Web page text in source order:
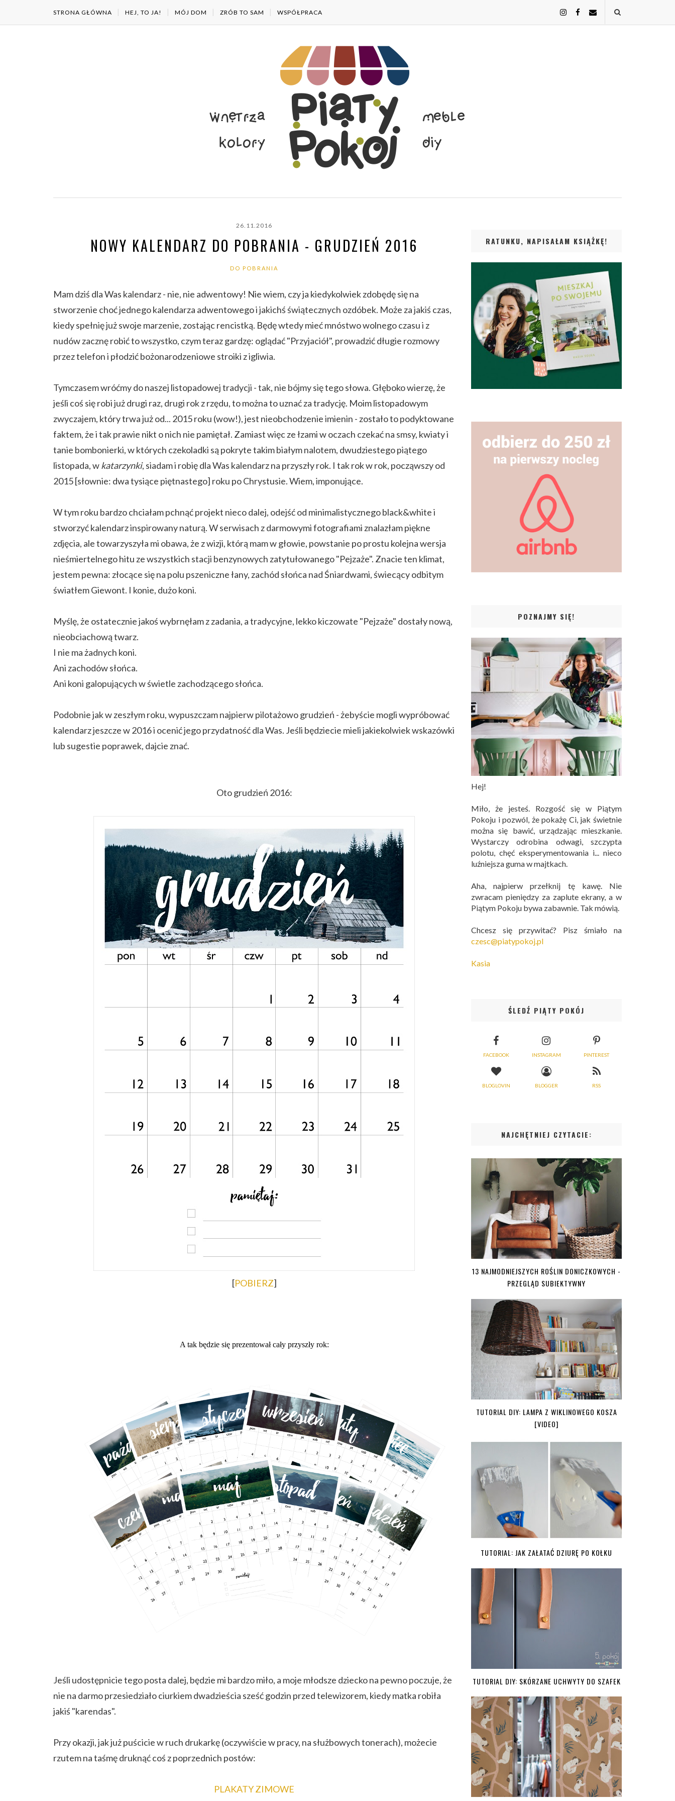
STRONA GŁÓWNA HEJ, TO JA! MÓJ DOM ZRÓB TO SAM WSPÓŁPRACA
26.11.2016
NOWY KALENDARZ DO POBRANIA - GRUDZIEŃ 2016
DO POBRANIA
Mam dziś dla Was kalendarz - nie, nie adwentowy! Nie wiem, czy ja kiedykolwiek zdobędę się na
stworzenie choć jednego kalendarza adwentowego i jakichś świątecznych ozdóbek. Może za jakiś czas,
kiedy spełnię już swoje marzenie, zostając rencistką. Będę wtedy mieć mnóstwo wolnego czasu i z
nudów zacznę robić to wszystko, czym teraz gardzę: oglądać "Przyjaciół", prowadzić długie rozmowy
przez telefon i płodzić bożonarodzeniowe stroiki z igliwia.
Tymczasem wróćmy do naszej listopadowej tradycji - tak, nie bójmy się tego słowa. Głęboko wierzę, że
jeśli coś się robi już drugi raz, drugi rok z rzędu, to można to uznać za tradycję. Moim listopadowym
zwyczajem, który trwa już od... 2015 roku (wow!), jest nieobchodzenie imienin - zostało to podyktowane
faktem, że i tak prawie nikt o nich nie pamiętał. Zamiast więc ze łzami w oczach czekać na smsy, kwiaty i
tanie bombonierki, w których czekoladki są pokryte takim białym nalotem, dwudziestego piątego
listopada, wkatarzynki, siadam i robię dla Was kalendarz na przyszły rok. I tak rok w rok, począwszy od
2015 [słownie: dwa tysiące piętnastego] roku po Chrystusie. Wiem, imponujące.
W tym roku bardzo chciałam pchnąć projekt nieco dalej, odejść od minimalistycznego black&white i
stworzyć kalendarz inspirowany naturą. W serwisach z darmowymi fotografiami znalazłam piękne
zdjęcia, ale towarzyszyła mi obawa, że z wizji, którą mam w głowie, powstanie po prostu kolejna wersja
nieśmiertelnego hitu ze wszystkich stacji benzynowych zatytułowanego "Pejzaże". Znacie ten klimat,
jestem pewna: złocące się na polu pszeniczne łany, zachód słońca nad Śniardwami, świecący odbitym
światłem Giewont. I konie, dużo koni.
Myślę, że ostatecznie jakoś wybrnęłam z zadania, a tradycyjne, lekko kiczowate "Pejzaże" dostały nową,
nieobciachową twarz.
I nie ma żadnych koni.
Ani zachodów słońca.
Ani koni galopujących w świetle zachodzącego słońca.
Podobnie jak w zeszłym roku, wypuszczam najpierw pilotażowo grudzień - żebyście mogli wypróbować
kalendarz jeszcze w 2016 i ocenić jego przydatność dla Was. Jeśli będziecie mieli jakiekolwiek wskazówki
lub sugestie poprawek, dajcie znać.
Oto grudzień 2016:
[POBIERZ]
A tak będzie się prezentował cały przyszły rok:
Jeśli udostępnicie tego posta dalej, będzie mi bardzo miło, a moje młodsze dziecko na pewno poczuje, że
nie na darmo przesiedziało ciurkiem dwadzieścia sześć godzin przed telewizorem, kiedy matka robiła
jakiś "karendas".
Przy okazji, jak już puścicie w ruch drukarkę (oczywiście w pracy, na służbowych tonerach), możecie
rzutem na taśmę druknąć coś z poprzednich postów:
PLAKATY ZIMOWE
RATUNKU, NAPISAŁAM KSIĄŻKĘ!
POZNAJMY SIĘ!
Hej!
Miło, że jesteś. Rozgość się w Piątym
Pokoju i pozwól, że pokażę Ci, jak świetnie
można się bawić, urządzając mieszkanie.
Wystarczy odrobina odwagi, szczypta
polotu, chęć eksperymentowania i... nieco
luźniejsza guma w majtkach.
Aha, najpierw przełknij tę kawę. Nie
zwracam pieniędzy za zaplute ekrany, a w
Piątym Pokoju bywa zabawnie. Tak mówią.
Chcesz się przywitać? Pisz śmiało na
czesc@piatypokoj.pl
Kasia
ŚLEDŹ PIĄTY POKÓJ
FACEBOOK INSTAGRAM PINTEREST
BLOGLOVIN BLOGGER RSS
NAJCHĘTNIEJ CZYTACIE:
13 NAJMODNIEJSZYCH ROŚLIN DONICZKOWYCH -
PRZEGLĄD SUBIEKTYWNY
TUTORIAL DIY: LAMPA Z WIKLINOWEGO KOSZA
[VIDEO]
TUTORIAL: JAK ZAŁATAĆ DZIURĘ PO KOŁKU
TUTORIAL DIY: SKÓRZANE UCHWYTY DO SZAFEK